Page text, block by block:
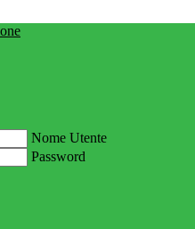
Nome Utente
Password